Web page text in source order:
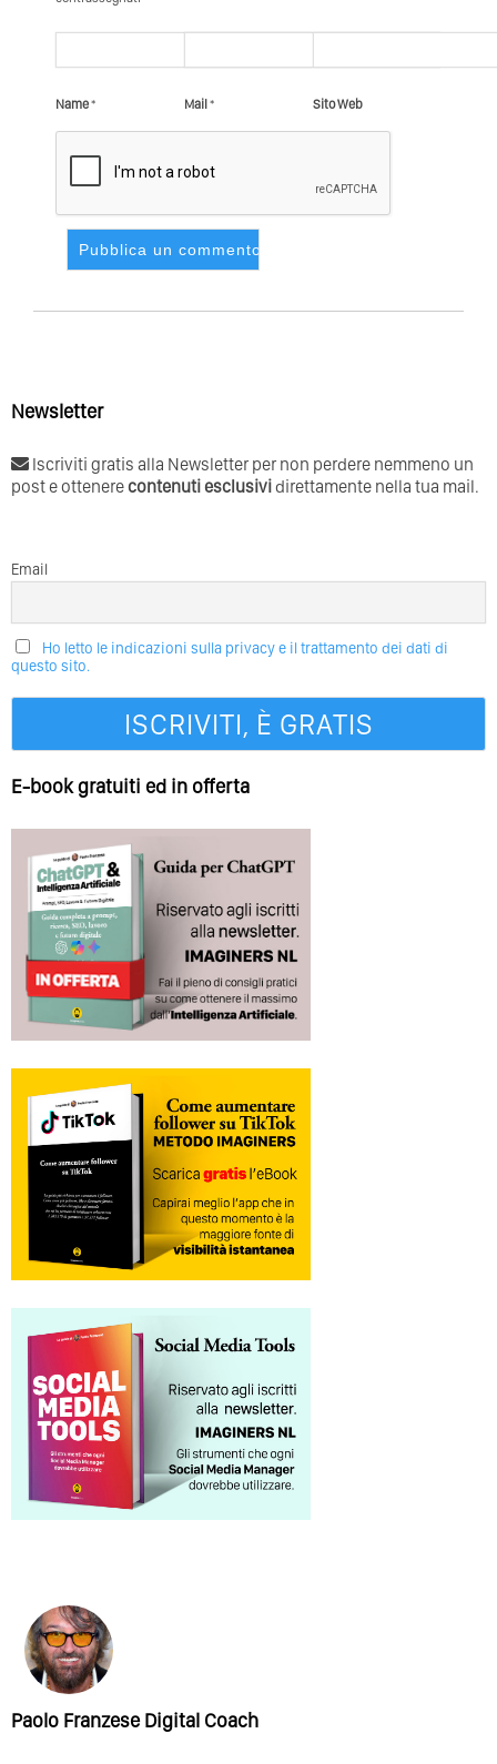
Name* Mail* Sito Web
Newsletter
Iscriviti gratis alla Newsletter per non perdere nemmeno un
post e ottenerecontenuti esclusividirettamente nella tua mail.
Email
Ho letto le indicazioni sulla privacy e il trattamento dei dati di
questo sito.
E-book gratuiti ed in offerta
Paolo Franzese Digital Coach